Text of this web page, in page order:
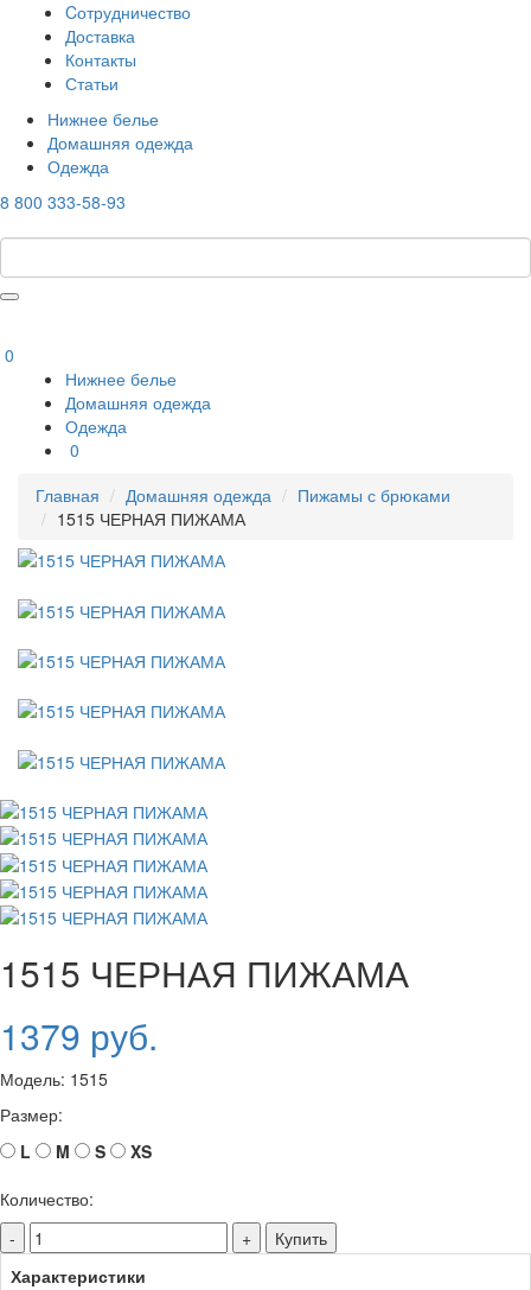
Cотрудничество
Доставка
Контакты
Статьи
Нижнее белье
Домашняя одежда
Одежда
8 800 333-58-93
0
Нижнее белье
Домашняя одежда
Одежда
0
Главная
Домашняя одежда
Пижамы с брюками
1515 ЧЕРНАЯ ПИЖАМА
1515 ЧЕРНАЯ ПИЖАМА
1379 руб.
Модель: 1515
Размер:
L
M S
XS
Количество:
-
+
Купить
Характеристики